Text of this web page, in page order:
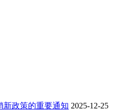
新政策的重要通知 2025-12-25